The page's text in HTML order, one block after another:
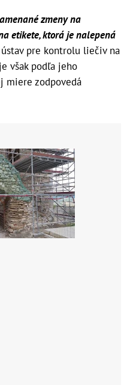
zmeny na
etikete, ktorá je nalepená
pre kontrolu liečiv na
však podľa jeho
miere zodpovedá